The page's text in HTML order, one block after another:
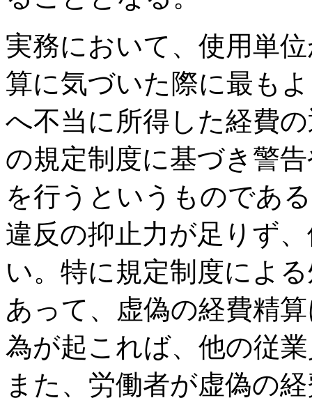
実務において、使用単
算に気づいた際に最も
へ不当に所得した経費
の規定制度に基づき警
を行うというものであ
違反の抑止力が足りず
い。特に規定制度によ
あって、虚偽の経費精
為が起これば、他の従
また、労働者が虚偽の